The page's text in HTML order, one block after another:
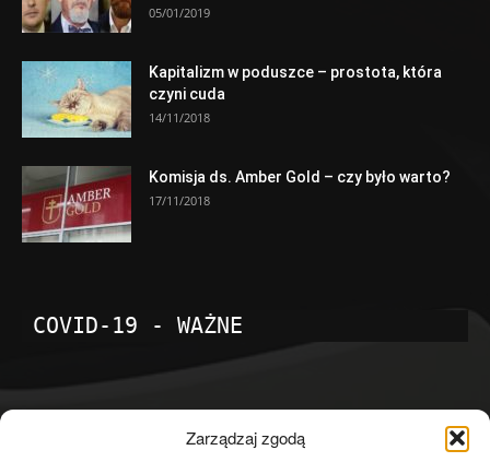
Zarządzaj zgodą
05/01/2019
Kapitalizm w poduszce – prostota, która
czyni cuda
14/11/2018
Komisja ds. Amber Gold – czy było warto?
17/11/2018
COVID-19 - WAŻNE